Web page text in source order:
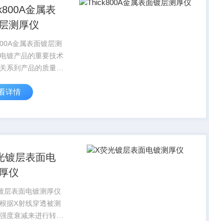
金属表
测厚仪
金属表面镀层测
镀产品的重要技术
系到产品的质量以
厚仪是天瑞集多年
款厚度测试仪器，
详情
镀层表面电
仪
层表面电镀测厚仪
据X射线穿透被测
度衰减来进行转换